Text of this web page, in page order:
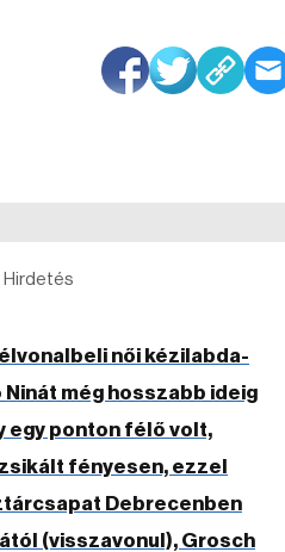
Hirdetés
női kézilabda-
még hosszabb ideig
egy ponton félő volt,
fényesen, ezzel
Debrecenben
(visszavonul), Grosch